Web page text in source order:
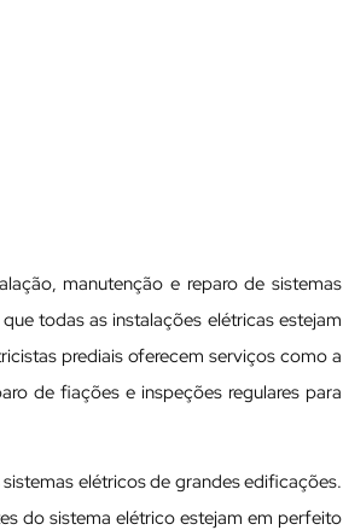
manutenção e reparo de sistemas
todas as instalações elétricas estejam
prediais oferecem serviços como a
de fiações e inspeções regulares para
elétricos de grandes edificações.
do sistema elétrico estejam em perfeito